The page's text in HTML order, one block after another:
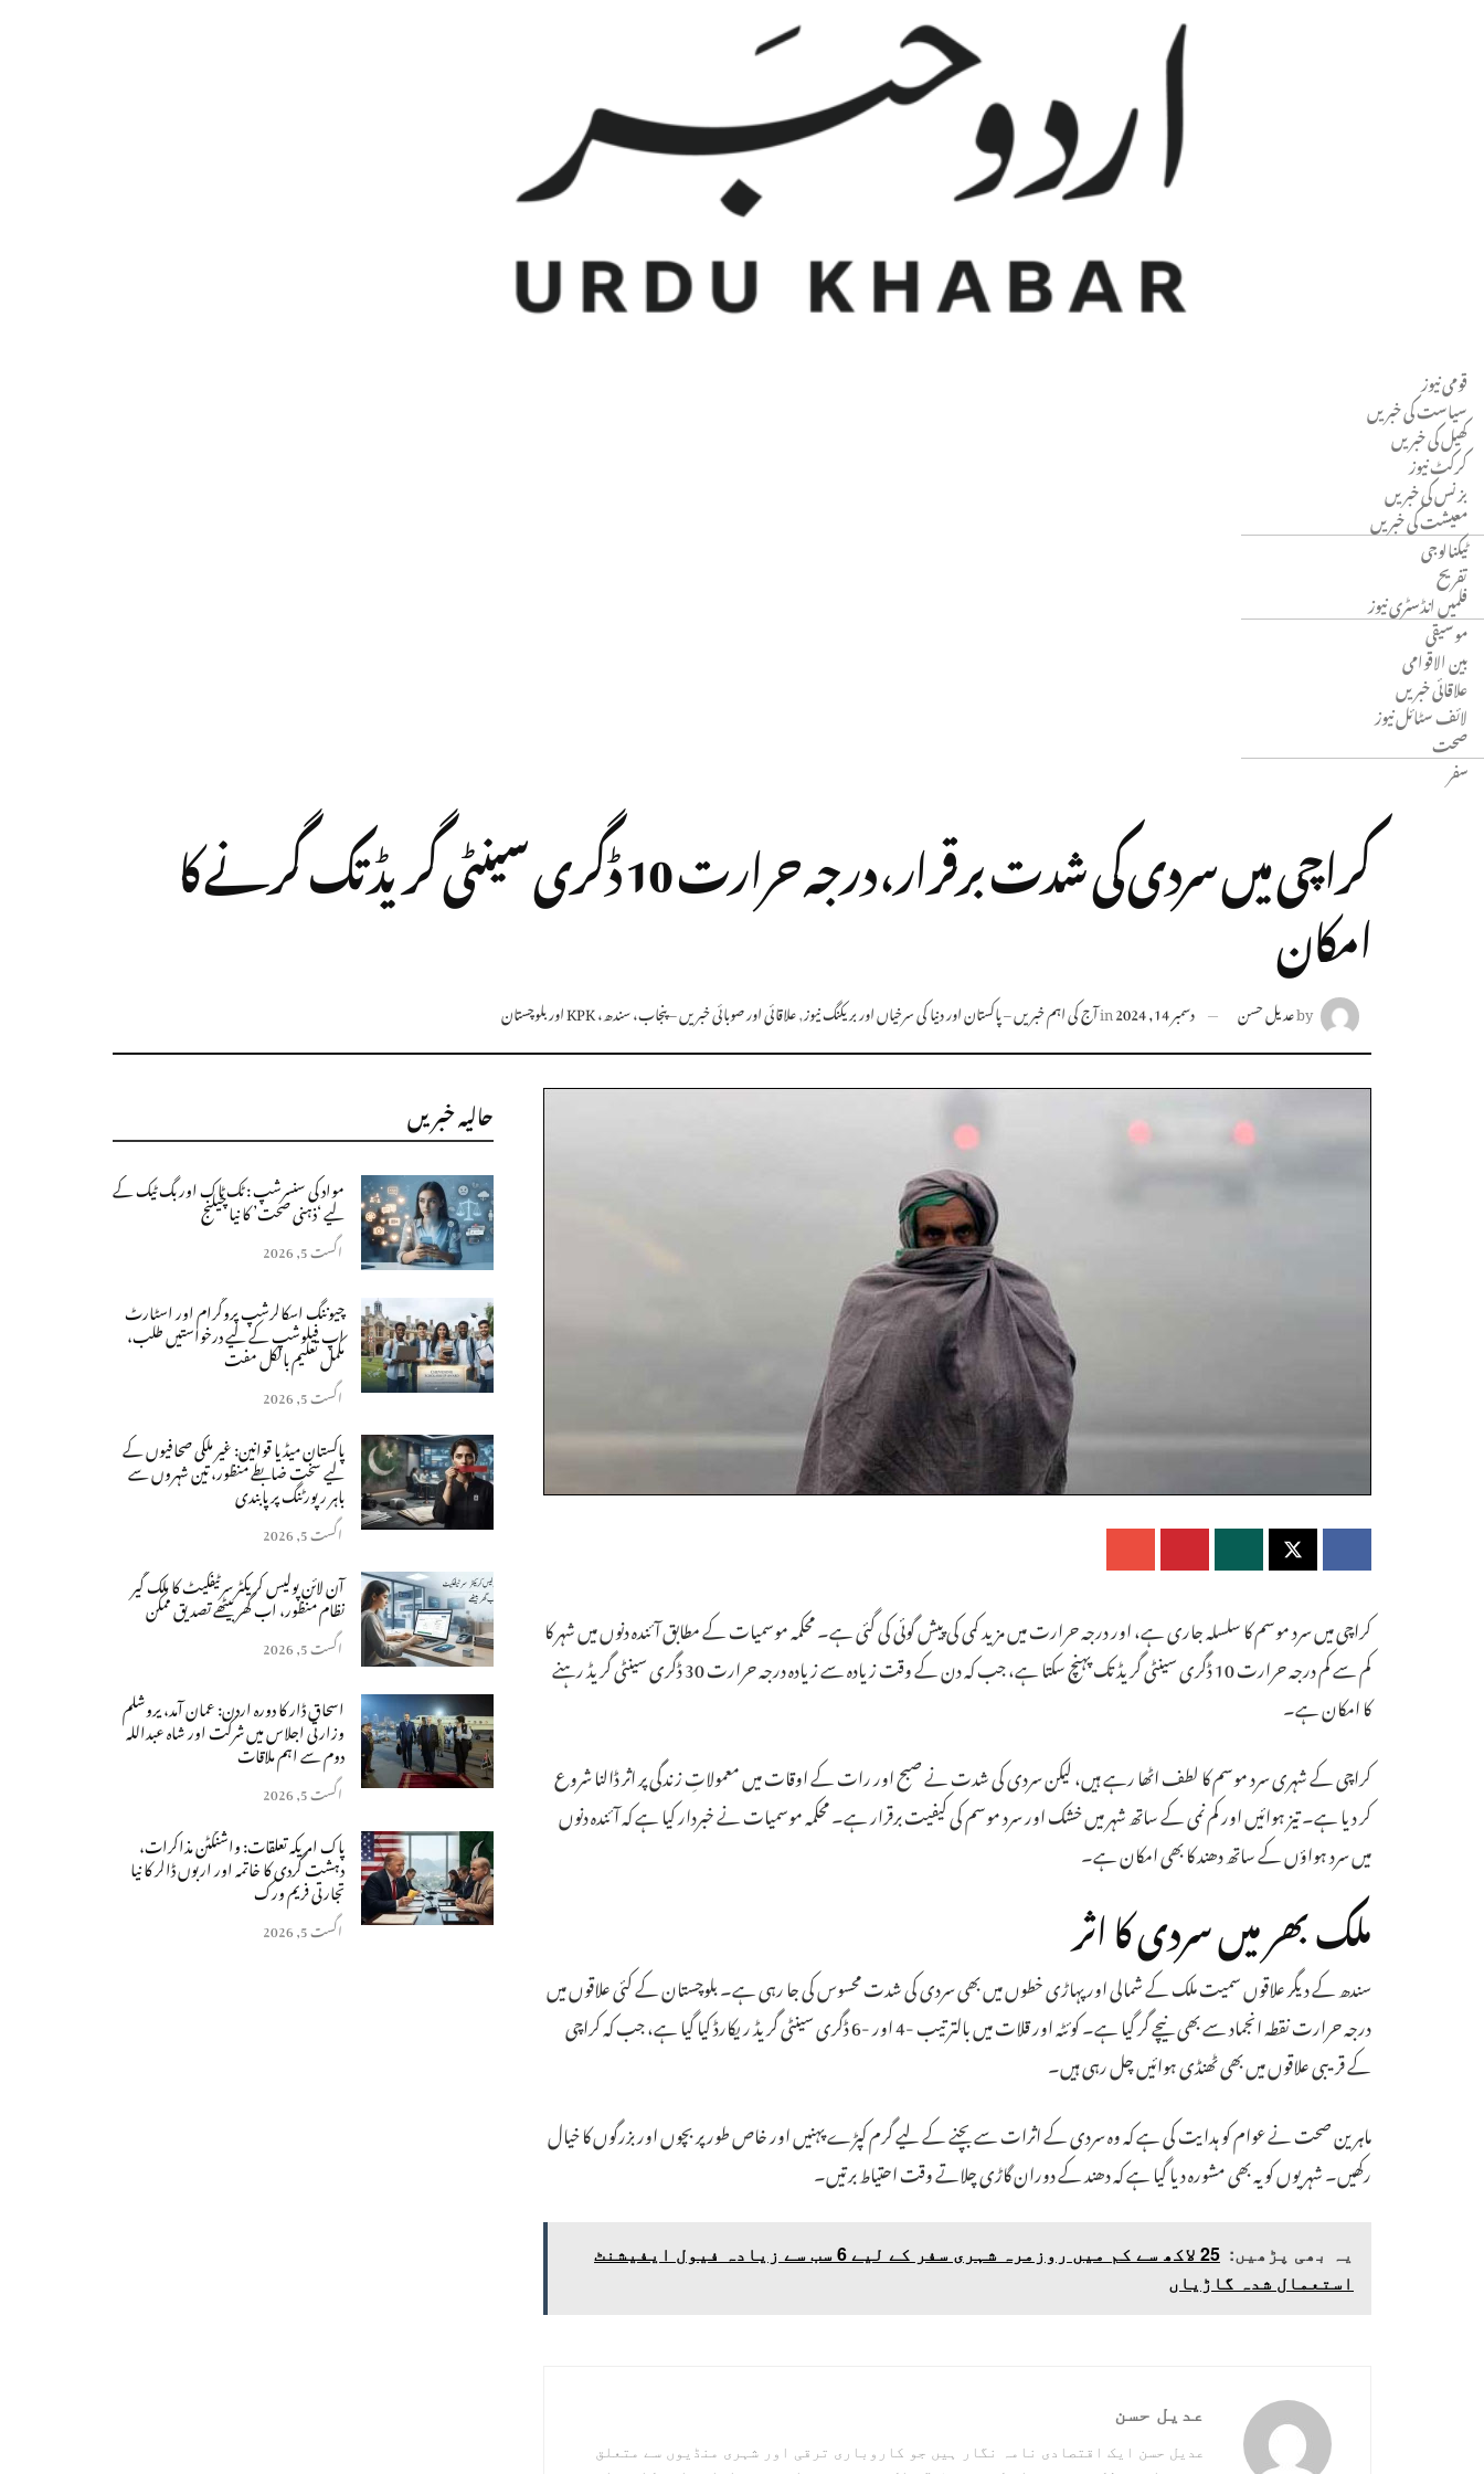
Menuقومی نیوز
سیاست کی خبریں
کھیل کی خبریں
کرکٹ نیوز
بزنس کی خبریں
معیشت کی خبریں
ٹیکنالوجی
تفریح
فلمیں انڈسٹری نیوز
موسیقی
بین الاقوامی
علاقائی خبریں
لائف سٹائل نیوز
صحت
سفر
کراچی میں سردی کی شدت برقرار، درجہ حرارت 10 ڈگری سینٹی گریڈ تک گرنے کا
امکان
byعدیل حسن دسمبر 14, 2024 inآج کی اہم خبریں – پاکستان اور دنیا کی سرخیاں اور بریکنگ نیوز,علاقائی اور صوبائی خبریں – پنجاب، سندھ، KPK اور بلوچستان
کراچی میں سرد موسم کا سلسلہ جاری ہے، اور درجہ حرارت میں مزید کمی کی پیش گوئی کی گئی ہے۔ محکمہ موسمیات کے مطابق آئندہ دنوں میں شہر کا
کم سے کم درجہ حرارت 10 ڈگری سینٹی گریڈ تک پہنچ سکتا ہے، جب کہ دن کے وقت زیادہ سے زیادہ درجہ حرارت 30 ڈگری سینٹی گریڈ رہنے
کا امکان ہے۔
کراچی کے شہری سرد موسم کا لطف اٹھا رہے ہیں، لیکن سردی کی شدت نے صبح اور رات کے اوقات میں معمولاتِ زندگی پر اثر ڈالنا شروع
کر دیا ہے۔ تیز ہوائیں اور کم نمی کے ساتھ شہر میں خشک اور سرد موسم کی کیفیت برقرار ہے۔ محکمہ موسمیات نے خبردار کیا ہے کہ آئندہ دنوں
میں سرد ہواؤں کے ساتھ دھند کا بھی امکان ہے۔
ملک بھر میں سردی کا اثر
سندھ کے دیگر علاقوں سمیت ملک کے شمالی اور پہاڑی خطوں میں بھی سردی کی شدت محسوس کی جا رہی ہے۔ بلوچستان کے کئی علاقوں میں
درجہ حرارت نقطہ انجماد سے بھی نیچے گر گیا ہے۔ کوئٹہ اور قلات میں بالترتیب -4 اور -6 ڈگری سینٹی گریڈ ریکارڈ کیا گیا ہے، جب کہ کراچی
کے قریبی علاقوں میں بھی ٹھنڈی ہوائیں چل رہی ہیں۔
ماہرین صحت نے عوام کو ہدایت کی ہے کہ وہ سردی کے اثرات سے بچنے کے لیے گرم کپڑے پہنیں اور خاص طور پر بچوں اور بزرگوں کا خیال
رکھیں۔ شہریوں کو یہ بھی مشورہ دیا گیا ہے کہ دھند کے دوران گاڑی چلاتے وقت احتیاط برتیں۔
یہ بھی پڑھیں:
25 لاکھ سے کم میں روزمرہ شہری سفر کے لیے 6 سب سے زیادہ فیول ایفیشنٹ
استعمال شدہ گاڑیاں
عدیل حسن
عدیل حسن ایک اقتصادی نامہ نگار ہیں جو کاروباری ترقی اور شہری منڈیوں سے متعلق
حالیہ خبریں
مواد کی سنسرشپ : ٹک ٹاک اور بگ ٹیک کے
لیے ‘ذہنی صحت’ کا نیا چیلنج
اگست 5, 2026
چیوننگ اسکالرشپ پروگرام اور اسٹارٹ
اپ فیلوشپ کے لیے درخواستیں طلب،
مکمل تعلیم بالکل مفت
اگست 5, 2026
پاکستان میڈیا قوانین: غیر ملکی صحافیوں کے
لیے سخت ضابطے منظور، تین شہروں سے
باہر رپورٹنگ پر پابندی
اگست 5, 2026
آن لائن پولیس کریکٹر سرٹیفکیٹ کا ملک گیر
نظام منظور، اب گھر بیٹھے تصدیق ممکن
اگست 5, 2026
اسحاق ڈار کا دورہ اردن: عمان آمد، یروشلم
وزارتی اجلاس میں شرکت اور شاہ عبداللہ
دوم سے اہم ملاقات
اگست 5, 2026
پاک امریکہ تعلقات: واشنگٹن مذاکرات،
دہشت گردی کا خاتمہ اور اربوں ڈالر کا نیا
تجارتی فریم ورک
اگست 5, 2026